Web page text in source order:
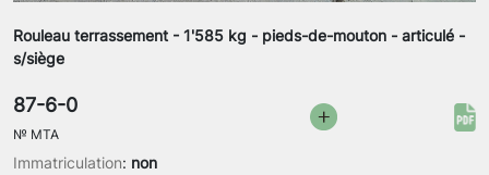
Rouleau terrassement - 1'585 kg - pieds-de-mouton - articulé -
s/siège
Immatriculation: non
87-6-0
№ MTA